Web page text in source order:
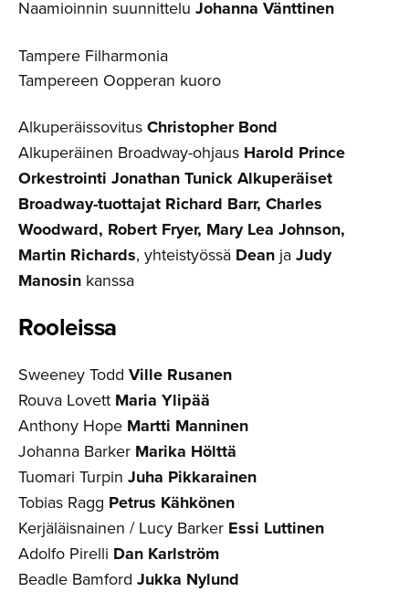
Naamioinnin suunnittelu Johanna Vänttinen
Tampere Filharmonia
Tampereen Oopperan kuoro
Alkuperäissovitus Christopher Bond
Alkuperäinen Broadway-ohjaus Harold Prince
Orkestrointi Jonathan Tunick Alkuperäiset
Broadway-tuottajat Richard Barr, Charles
Woodward, Robert Fryer, Mary Lea Johnson,
Martin Richards, yhteistyössä Dean ja Judy
Manosin kanssa
Rooleissa
Sweeney Todd Ville Rusanen
Rouva Lovett Maria Ylipää
Anthony Hope Martti Manninen
Johanna Barker Marika Hölttä
Tuomari Turpin Juha Pikkarainen
Tobias Ragg Petrus Kähkönen
Kerjäläisnainen / Lucy Barker Essi Luttinen
Adolfo Pirelli Dan Karlström
Beadle Bamford Jukka Nylund